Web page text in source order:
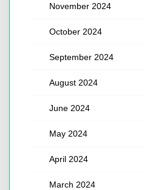
November 2024
October 2024
September 2024
August 2024
June 2024
May 2024
April 2024
March 2024